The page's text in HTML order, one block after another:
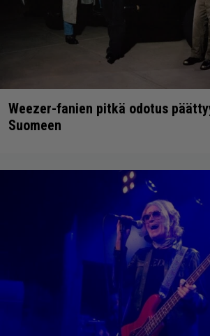
Weezer-fanien pitkä odotus
Suomeen